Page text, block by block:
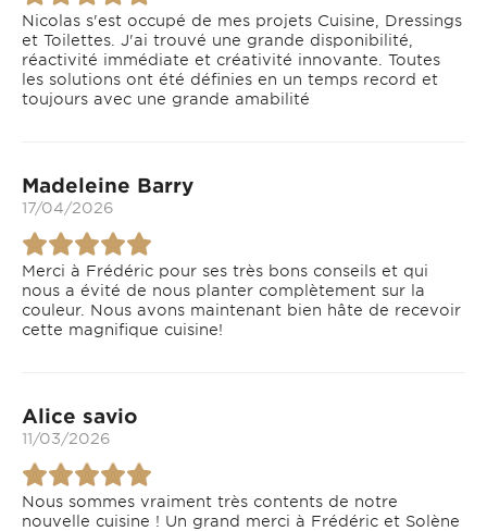
Nicolas s'est occupé de mes projets Cuisine, Dressings
et Toilettes. J'ai trouvé une grande disponibilité,
réactivité immédiate et créativité innovante. Toutes
les solutions ont été définies en un temps record et
toujours avec une grande amabilité
Madeleine Barry
17/04/2026
Merci à Frédéric pour ses très bons conseils et qui
nous a évité de nous planter complètement sur la
couleur. Nous avons maintenant bien hâte de recevoir
cette magnifique cuisine!
Alice savio
11/03/2026
Nous sommes vraiment très contents de notre
nouvelle cuisine ! Un grand merci à Frédéric et Solène